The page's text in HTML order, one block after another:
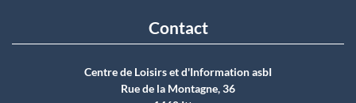
Contact
Centre de Loisirs et d'Information asbI
Rue de la Montagne, 36